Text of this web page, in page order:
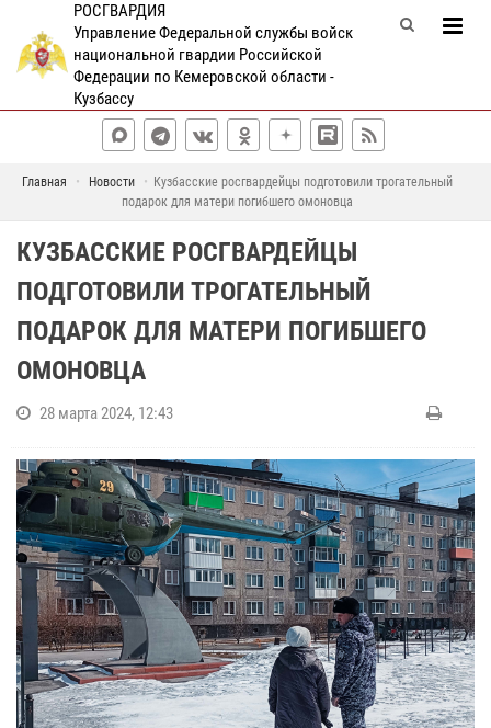
РОСГВАРДИЯ
Управление Федеральной службы войск
национальной гвардии Российской
Федерации по Кемеровской области -
Кузбассу
Главная Новости
Кузбасские росгвардейцы подготовили трогательный
подарок для матери погибшего омоновца
КУЗБАССКИЕ РОСГВАРДЕЙЦЫ
ПОДГОТОВИЛИ ТРОГАТЕЛЬНЫЙ
ПОДАРОК ДЛЯ МАТЕРИ ПОГИБШЕГО
ОМОНОВЦА
28 марта 2024, 12:43